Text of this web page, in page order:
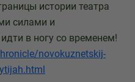
истории театра
силами и
в ногу со временем!
novokuznetskij-